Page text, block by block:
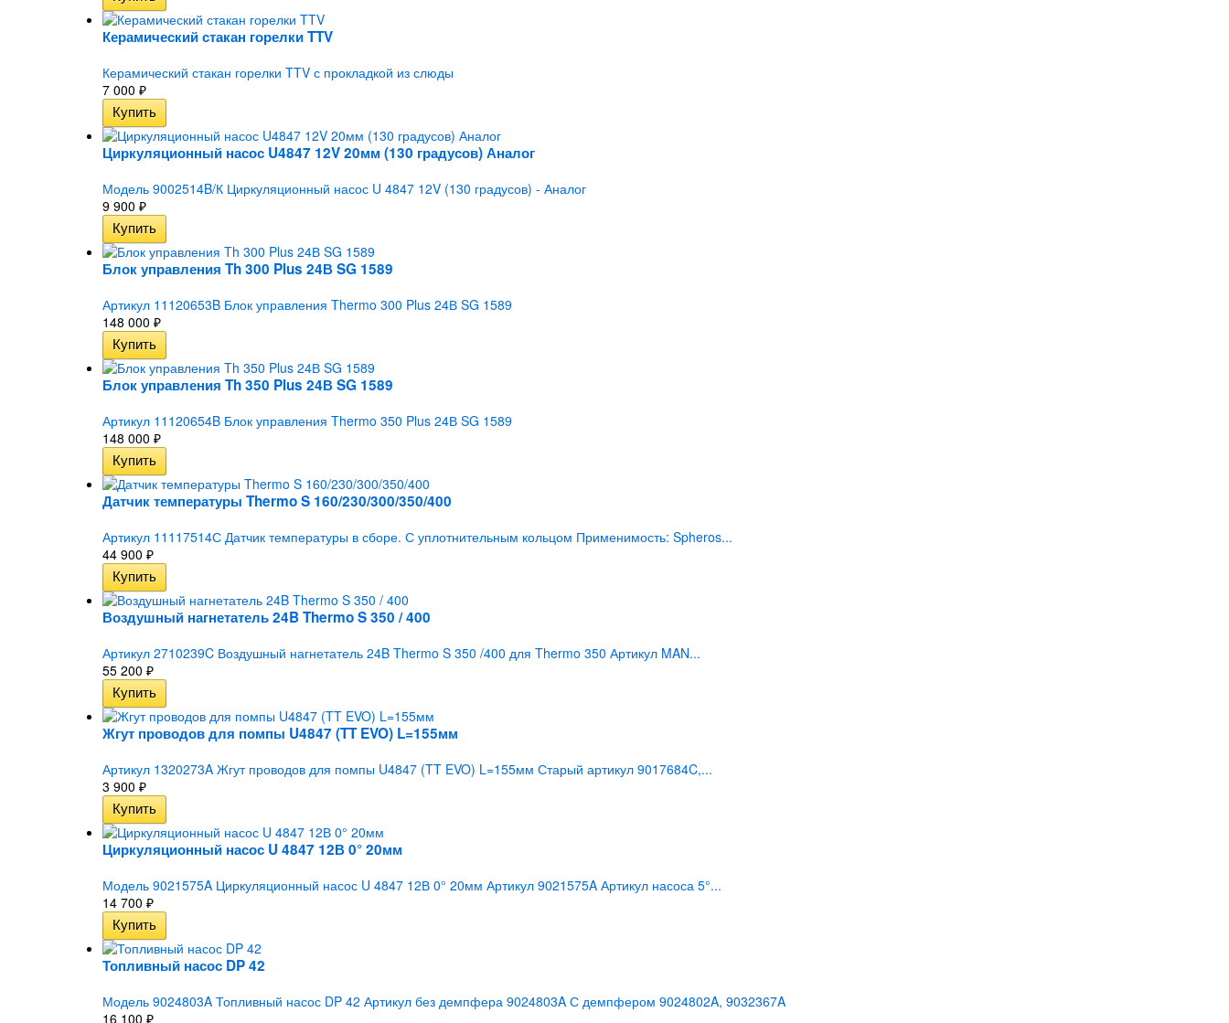
Керамический стакан горелки TTV
Керамический стакан горелки TTV с прокладкой из слюды
7 000 ₽
Циркуляционный насос U4847 12V 20мм (130 градусов) Аналог
Модель 9002514B/К Циркуляционный насос U 4847 12V (130 градусов) - Аналог
9 900 ₽
Блок управления Th 300 Plus 24В SG 1589
Артикул 11120653B Блок управления Thermo 300 Plus 24В SG 1589
148 000 ₽
Блок управления Th 350 Plus 24В SG 1589
Артикул 11120654B Блок управления Thermo 350 Plus 24В SG 1589
148 000 ₽
Датчик температуры Thermo S 160/230/300/350/400
Артикул 11117514С Датчик температуры в сборе. С уплотнительным кольцом Применимость: Spheros...
44 900 ₽
Воздушный нагнетатель 24B Thermo S 350 / 400
Артикул 2710239C Воздушный нагнетатель 24B Thermo S 350 /400 для Thermo 350 Артикул MAN...
55 200 ₽
Жгут проводов для помпы U4847 (TT EVO) L=155мм
Артикул 1320273A Жгут проводов для помпы U4847 (TT EVO) L=155мм Старый артикул 9017684C,...
3 900 ₽
Циркуляционный насос U 4847 12В 0° 20мм
Модель 9021575A Циркуляционный насос U 4847 12В 0° 20мм Артикул 9021575A Артикул насоса 5°...
14 700 ₽
Топливный насос DP 42
Модель 9024803A Топливный насос DP 42 Артикул без демпфера 9024803A С демпфером 9024802A, 9032367A
16 100 ₽